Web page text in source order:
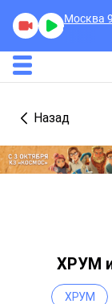
Москва
Назад
ХРУМ
ХРУМ